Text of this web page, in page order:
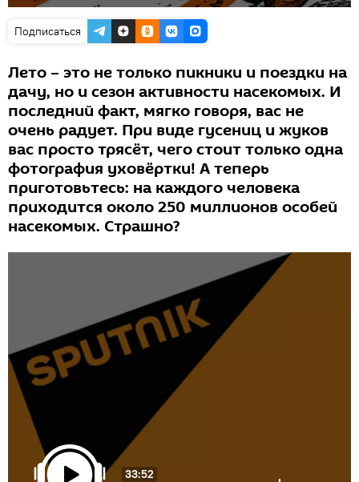
Подписаться
Лето – это не только пикники и поездки на
дачу, но и сезон активности насекомых. И
последний факт, мягко говоря, вас не
очень радует. При виде гусениц и жуков
вас просто трясёт, чего стоит только одна
фотография уховёртки! А теперь
приготовьтесь: на каждого человека
приходится около 250 миллионов особей
насекомых. Страшно?
33:52